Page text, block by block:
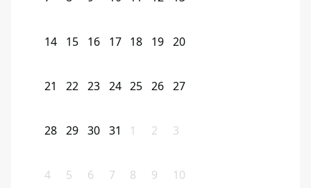
14 15 16 17 18 19 20
21 22 23 24 25 26 27
28 29 30 31 1 2 3
4 5 6 7 8 9 10